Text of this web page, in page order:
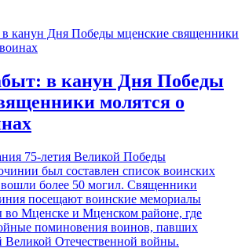
в канун Дня Победы
молятся о
75-летия Великой Победы
был составлен список воинских
вошли более 50 могил. Священники
посещают воинские мемориалы
во Мценске и Мценском районе, где
поминовения воинов, павших
Великой Отечественной войны.